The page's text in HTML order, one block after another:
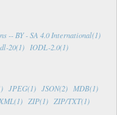
-- BY - SA 4.0 International(1)
20(1)
IODL-2.0(1)
JPEG(1) JSON(2)
MDB(1)
XML(1) ZIP(1) ZIP/TXT(1)